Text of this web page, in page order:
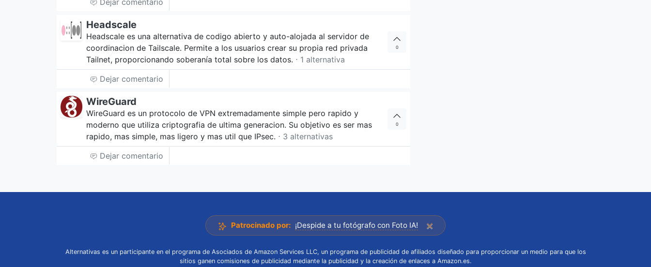
Dejar comentario
Headscale
Headscale es una alternativa de codigo abierto y auto-alojada al servidor de
coordinacion de Tailscale. Permite a los usuarios crear su propia red privada
Tailnet, proporcionando soberanía total sobre los datos. ⋅ 1 alternativa
0
Dejar comentario
WireGuard
WireGuard es un protocolo de VPN extremadamente simple pero rapido y
moderno que utiliza criptografia de ultima generacion. Su objetivo es ser mas
rapido, mas simple, mas ligero y mas util que IPsec. ⋅ 3 alternativas
0
Dejar comentario
Patrocinado por: ¡Despide a tu fotógrafo con Foto IA! ×
Alternativas es un participante en el programa de Asociados de Amazon Services LLC, un programa de publicidad de afiliados diseñado para proporcionar un medio para que los
sitios ganen comisiones de publicidad mediante la publicidad y la creación de enlaces a Amazon.es.